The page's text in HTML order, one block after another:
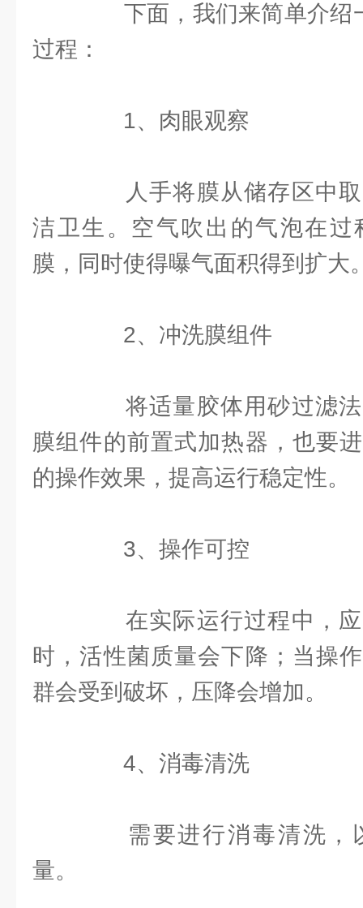
下面，我们来简单介绍
过程：
1、肉眼观察
人手将膜从储存区中取
洁卫生。空气吹出的气泡在过
膜，同时使得曝气面积得到扩大
2、冲洗膜组件
将适量胶体用砂过滤法
膜组件的前置式加热器，也要
的操作效果，提高运行稳定性。
3、操作可控
在实际运行过程中，应
时，活性菌质量会下降；当操
群会受到破坏，压降会增加。
4、消毒清洗
需要进行消毒清洗，
量。